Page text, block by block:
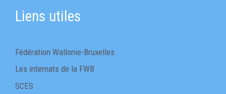
Liens utiles
Fédération Wallonie-Bruxelles
Les internats de la FWB
SCES